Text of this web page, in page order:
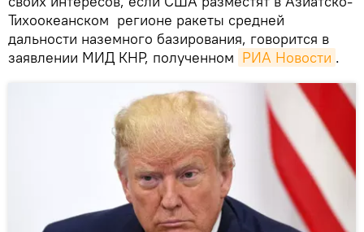
Тихоокеанском регионе ракеты средней
дальности наземного базирования, говорится в
заявлении МИД КНР, полученном РИА Новости .